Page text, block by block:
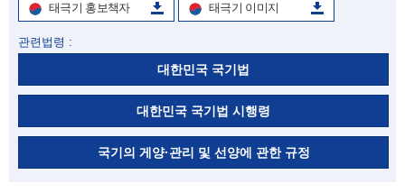
태극기 홍보책자
태극기 이미지
관련법령 :
대한민국 국기법
대한민국 국기법 시행령
국기의 게양·관리 및 선양에 관한 규정